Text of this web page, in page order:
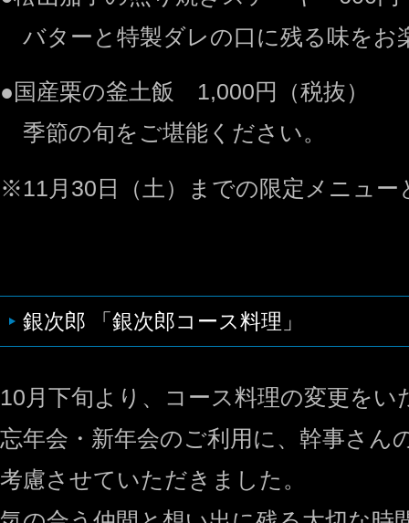
バターと特製ダレの口に残る味をお
●国産栗の釜土飯 1,000円（税抜）
季節の旬をご堪能ください。
※11月30日（土）までの限定メニュー
銀次郎 「銀次郎コース料理」
10月下旬より、コース料理の変更をい
忘年会・新年会のご利用に、幹事さん
考慮させていただきました。